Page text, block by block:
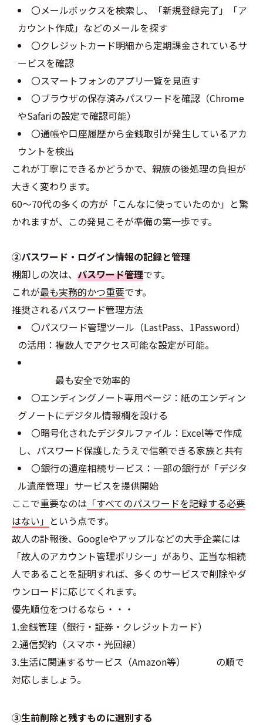
〇メールボックスを検索し、「新規登録完了」「ア
カウント作成」などのメールを探す
〇クレジットカード明細から定期課金されているサ
ービスを確認
〇スマートフォンのアプリ一覧を見直す
〇ブラウザの保存済みパスワードを確認（Chrome
やSafariの設定で確認可能）
〇通帳や口座履歴から金銭取引が発生しているアカ
ウントを検出
これが丁寧にできるかどうかで、親族の後処理の負担が
大きく変わります。
60〜70代の多くの方が「こんなに使っていたのか」と驚
かれますが、この発見こそが準備の第一歩です。
②パスワード・ログイン情報の記録と管理
棚卸しの次は、 パスワード管理です。
これが最も実務的かつ重要です。
推奨されるパスワード管理方法
〇パスワード管理ツール（LastPass、1Password）
の活用：複数人でアクセス可能な設定が可能。
最も安全で効率的
〇エンディングノート専用ページ：紙のエンディン
グノートにデジタル情報欄を設ける
〇暗号化されたデジタルファイル：Excel等で作成
し、パスワード保護したうえで信頼できる家族と共有
〇銀行の遺産相続サービス：一部の銀行が「デジタ
ル遺産管理」サービスを提供開始
ここで重要なのは 「すべてのパスワードを記録する必要
はない」 という点です。
故人の訃報後、Googleやアップルなどの大手企業には
「故人のアカウント管理ポリシー」があり、正当な相続
人であることを証明すれば、多くのサービスで削除やダ
ウンロードに応じてくれます。
優先順位をつけるなら・・・
1.金銭管理（銀行・証券・クレジットカード）
2.通信契約（スマホ・光回線）
3.生活に関連するサービス（Amazon等） の順で
対応しましょう。
③生前削除と残すものに選別する